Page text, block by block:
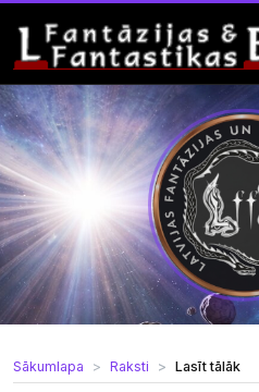
Sākumlapa Raksti Lasīt tālāk